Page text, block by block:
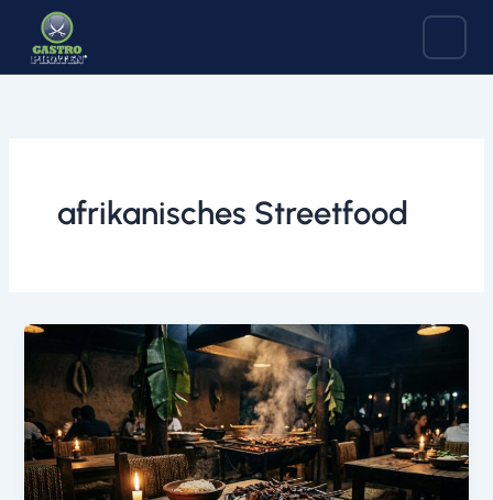
springen
afrikanisches Streetfood